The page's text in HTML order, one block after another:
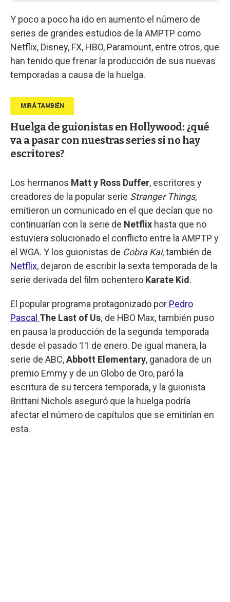
Y poco a poco ha ido en aumento el número de
series de grandes estudios de la AMPTP como
Netflix, Disney, FX, HBO, Paramount, entre otros, que
han tenido que frenar la producción de sus nuevas
temporadas a causa de la huelga.
Huelga de guionistas en Hollywood: ¿qué
va a pasar con nuestras series si no hay
escritores?
Los hermanos Matt y Ross Duffer, escritores y
creadores de la popular serie Stranger Things,
emitieron un comunicado en el que decían que no
continuarían con la serie de Netflix hasta que no
estuviera solucionado el conflicto entre la AMPTP y
el WGA. Y los guionistas de Cobra Kai, también de
Netflix, dejaron de escribir la sexta temporada de la
serie derivada del film ochentero Karate Kid .
El popular programa protagonizado por Pedro
Pascal The Last of Us, de HBO Max, también puso
en pausa la producción de la segunda temporada
desde el pasado 11 de enero. De igual manera, la
serie de ABC,Abbott Elementary, ganadora de un
premio Emmy y de un Globo de Oro, paró la
escritura de su tercera temporada, y la guionista
Brittani Nichols aseguró que la huelga podría
afectar el número de capítulos que se emitirían en
esta.